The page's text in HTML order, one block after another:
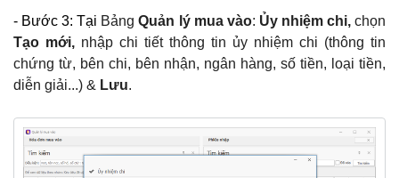
- Bước 3: Tại BảngQuản lý mua vào: Ủy nhiệm chi,chọn
Tạo mới, nhập chi tiết thông tin ủy nhiệm chi (thông tin
chứng từ, bên chi, bên nhận, ngân hàng, số tiền, loại tiền,
diễn giải...) & Lưu.